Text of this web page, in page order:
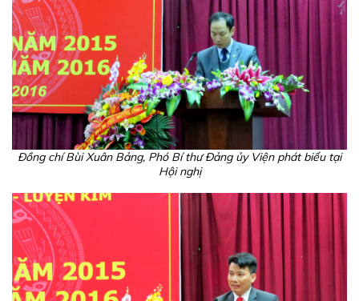
Đồng chí Bùi Xuân Bảng, Phó Bí thư Đảng ủy Viện phát biểu tại
Hội nghị